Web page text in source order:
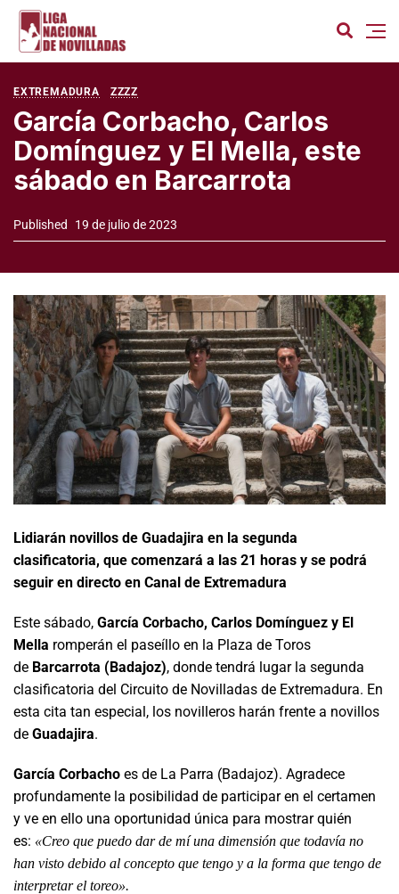
EXTREMADURA ZZZZ
García Corbacho, Carlos
Domínguez y El Mella, este
sábado en Barcarrota
Published 19 de julio de 2023
Lidiarán novillos de Guadajira en la segunda
clasificatoria, que comenzará a las 21 horas y se podrá
seguir en directo en Canal de Extremadura
Este sábado, García Corbacho, Carlos Domínguez y El
Mella romperán el paseíllo en la Plaza de Toros
de Barcarrota (Badajoz), donde tendrá lugar la segunda
clasificatoria del Circuito de Novilladas de Extremadura. En
esta cita tan especial, los novilleros harán frente a novillos
de Guadajira.
García Corbacho es de La Parra (Badajoz). Agradece
profundamente la posibilidad de participar en el certamen
y ve en ello una oportunidad única para mostrar quién
es: «Creo que puedo dar de mí una dimensión que todavía no
han visto debido al concepto que tengo y a la forma que tengo de
interpretar el toreo».